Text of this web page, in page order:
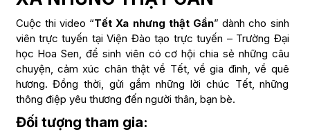
Cuộc thi video “Tết Xa nhưng thật Gần” dành cho sinh
viên trực tuyến tại Viện Đào tạo trực tuyến – Trường Đại
học Hoa Sen, để sinh viên có cơ hội chia sẻ những câu
chuyện, cảm xúc chân thật về Tết, về gia đình, về quê
hương. Đồng thời, gửi gắm những lời chúc Tết, những
thông điệp yêu thương đến người thân, bạn bè.
Đối tượng tham gia: